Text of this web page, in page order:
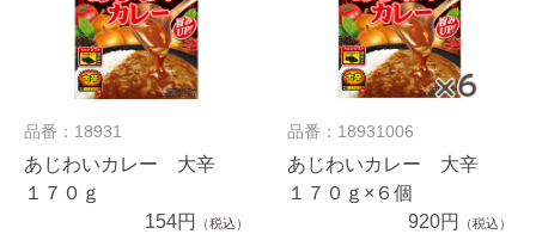
品番：18931
あじわいカレー 大辛
１７０ｇ
154円
（税込）
品番：18931006
あじわいカレー 大辛
１７０ｇ×６個
920円
（税込）